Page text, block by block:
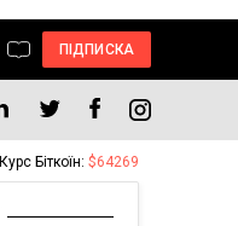
ПІДПИСКА
Курс Біткоїн: $64269